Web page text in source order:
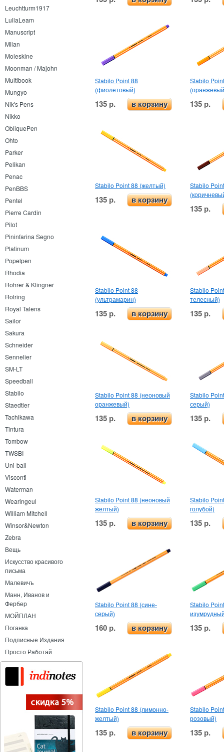
Leuchtturm1917
LullaLeam
Manuscript
Milan
Moleskine
Moonman / Majohn
Multibook
Mungyo
Nik's Pens
Nikko
ObliquePen
Ohto
Parker
Pelikan
Penac
PenBBS
Pentel
Pierre Cardin
Pilot
Pininfarina Segno
Platinum
Popelpen
Rhodia
Rohrer & Klingner
Rotring
Royal Talens
Sailor
Sakura
Schneider
Sennelier
SM-LT
Speedball
Stabilo
Staedtler
Tachikawa
Tintura
Tombow
TWSBI
Uni-ball
Visconti
Waterman
Wearingeul
William Mitchell
Winsor&Newton
Zebra
Вещь
Искусство красивого
письма
Малевичъ
Манн, Иванов и
Фербер
МОЙПЛАН
Поганка
Подписные Издания
Просто Работай
Stabilo Point 88
(фиолетовый)
135 р. в корзину
Stabilo
135 р.
Stabilo Point 88 (желтый)
135 р. в корзину
Stabilo
135 р.
Stabilo Point 88
(ультрамарин)
135 р. в корзину
Stabilo
телесный)
135 р.
Stabilo Point 88 (неоновый
оранжевый)
135 р. в корзину
Stabilo
серый)
135 р.
Stabilo Point 88 (неоновый
желтый)
135 р. в корзину
Stabilo
голубой)
135 р.
Stabilo Point 88 (сине-
серый)
160 р. в корзину
Stabilo
135 р.
Stabilo Point 88 (лимонно-
желтый)
135 р. в корзину
Stabilo
розовый)
135 р.